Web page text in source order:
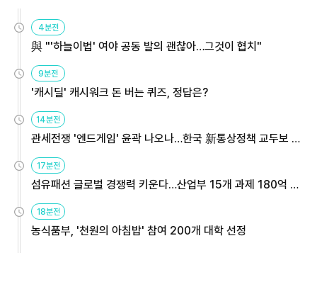
4분전
與 "'하늘이법' 여야 공동 발의 괜찮아…그것이 협치"
9분전
'캐시딜' 캐시워크 돈 버는 퀴즈, 정답은?
14분전
관세전쟁 '엔드게임' 윤곽 나오나…한국 新통상정책 교두보 활
17분전
섬유패션 글로벌 경쟁력 키운다…산업부 15개 과제 180억 지
18분전
농식품부, '천원의 아침밥' 참여 200개 대학 선정